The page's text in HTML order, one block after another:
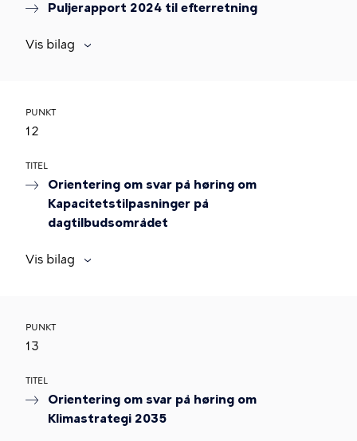
Puljerapport 2024 til efterretning
Vis bilag
PUNKT
12
TITEL
Orientering om svar på høring om
Kapacitetstilpasninger på
dagtilbudsområdet
Vis bilag
PUNKT
13
TITEL
Orientering om svar på høring om
Klimastrategi 2035